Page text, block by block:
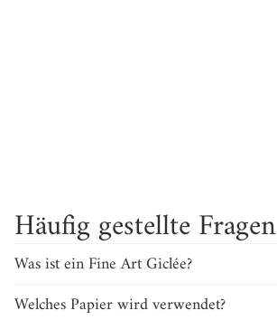
Häufig gestellte Fragen
Was ist ein Fine Art Giclée?
Welches Papier wird verwendet?